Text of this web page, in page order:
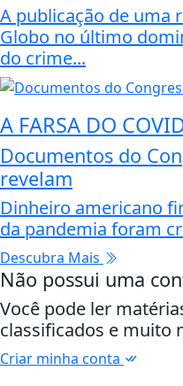
A publicação de uma
Globo no último
do crime...
A FARSA DO
Documentos do
revelam
Dinheiro americano
da pandemia foram
Descubra Mais
Não possui uma
Você pode ler
classificados e muito
Criar minha conta